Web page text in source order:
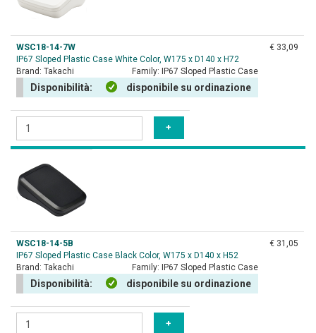
WSC18-14-7W
IP67 Sloped Plastic Case White Color, W175 x D140 x H72
Brand: Takachi Family: IP67 Sloped Plastic Case
Disponibilità: disponibile su ordinazione
€ 33,09
WSC18-14-5B
IP67 Sloped Plastic Case Black Color, W175 x D140 x H52
Brand: Takachi Family: IP67 Sloped Plastic Case
Disponibilità: disponibile su ordinazione
€ 31,05